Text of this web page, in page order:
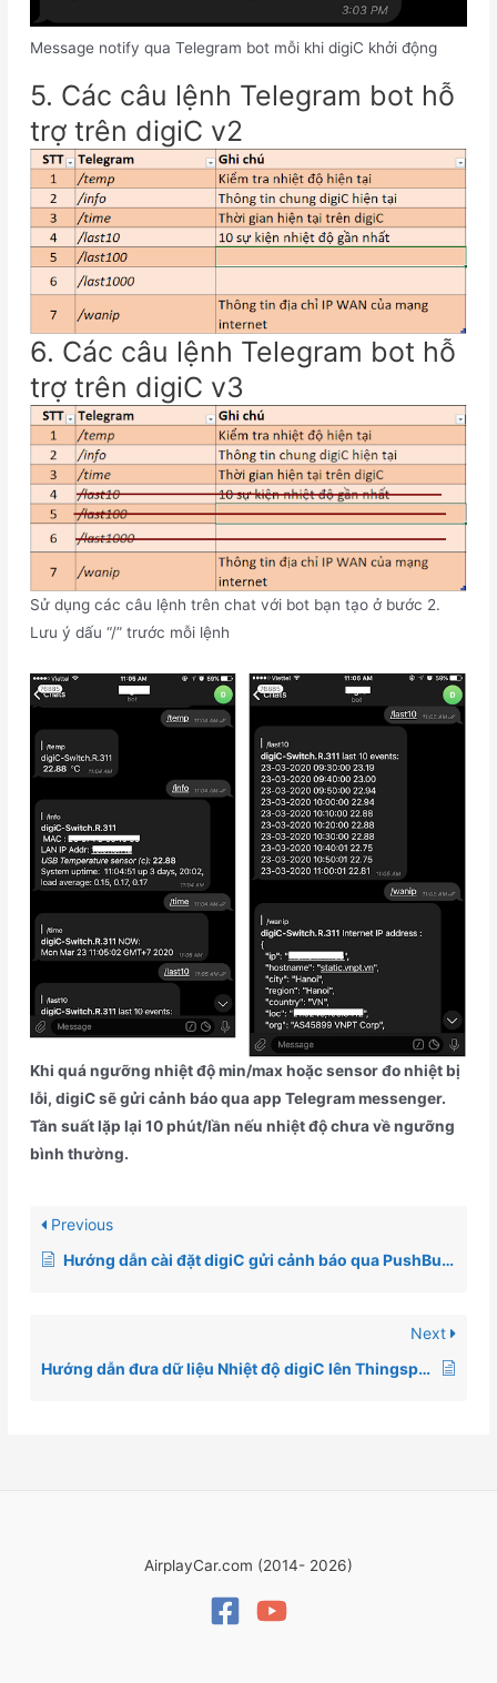
Message notify qua Telegram bot mỗi khi digiC khởi động
5. Các câu lệnh Telegram bot hỗ
trợ trên digiC v2
6. Các câu lệnh Telegram bot hỗ
trợ trên digiC v3
Sử dụng các câu lệnh trên chat với bot bạn tạo ở bước 2.
Lưu ý dấu “/” trước mỗi lệnh
Khi quá ngưỡng nhiệt độ min/max hoặc sensor đo nhiệt bị
lỗi, digiC sẽ gửi cảnh báo qua app Telegram messenger.
Tần suất lặp lại 10 phút/lần nếu nhiệt độ chưa về ngưỡng
bình thường.
Previous
Hướng dẫn cài đặt digiC gửi cảnh báo qua PushBullet
Next
Hướng dẫn đưa dữ liệu Nhiệt độ digiC lên Thingspeak cloud
AirplayCar.com (2014- 2026)